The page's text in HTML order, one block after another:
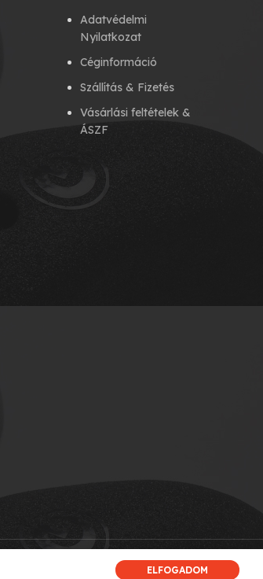
Adatvédelmi
Nyilatkozat
Céginformáció
Szállítás & Fizetés
Vásárlási feltételek &
ÁSZF
ELFOGADOM